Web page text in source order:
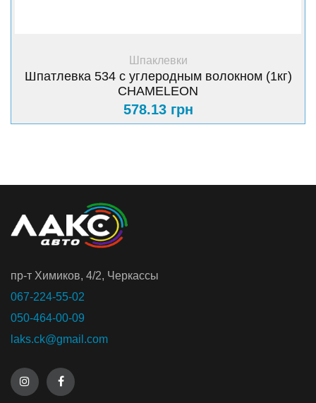
Шпаклевки
Шпатлевка 534 с углеродным волокном (1кг)
CHAMELEON
578.13 грн
пр-т Химиков, 4/2, Черкассы
067-224-55-02
050-464-00-09
laks.ck@gmail.com